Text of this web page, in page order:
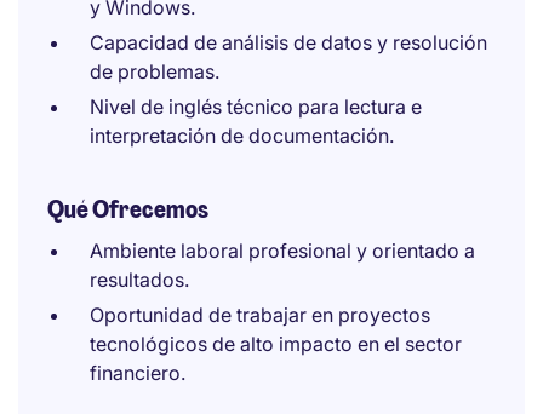
y Windows.
Capacidad de análisis de datos y resolución
de problemas.
Nivel de inglés técnico para lectura e
interpretación de documentación.
Qué Ofrecemos
Ambiente laboral profesional y orientado a
resultados.
Oportunidad de trabajar en proyectos
tecnológicos de alto impacto en el sector
financiero.